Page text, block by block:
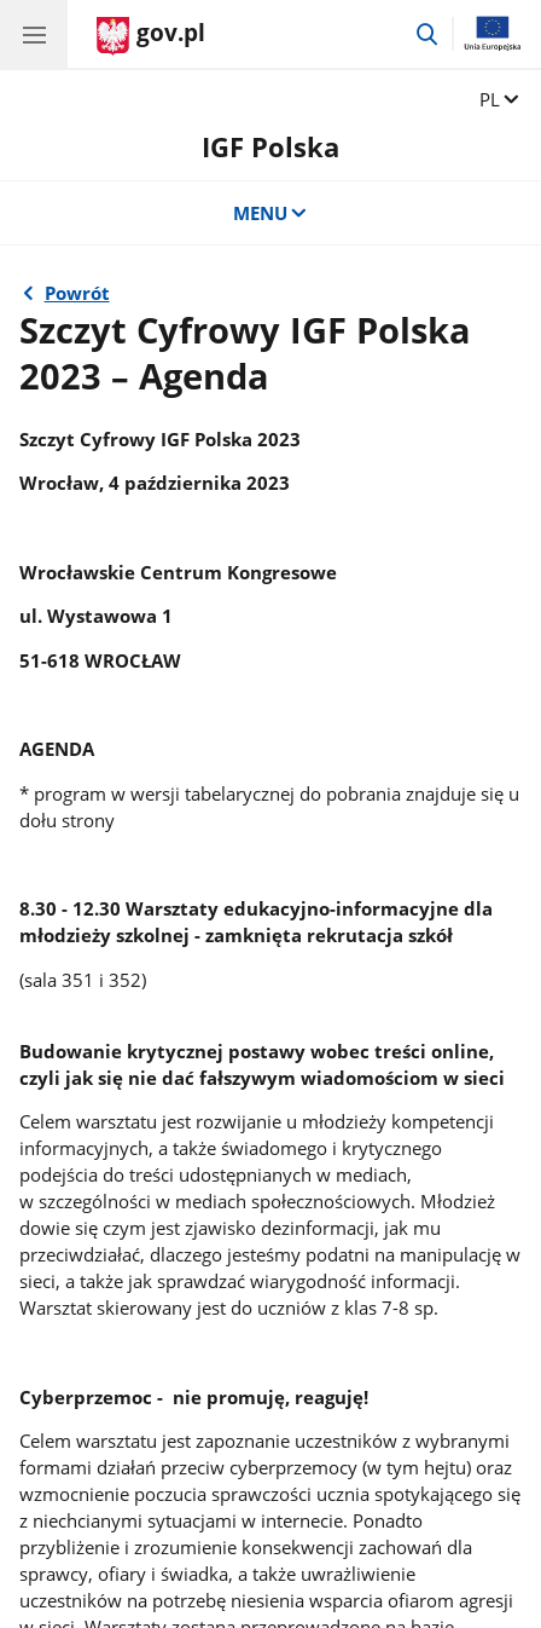
gov.pl
przejdź
Zmień
PL
IGF Polska
MENU
Powrót
Szczyt Cyfrowy IGF Polska
2023 – Agenda
Szczyt Cyfrowy IGF Polska 2023
Wrocław, 4 października 2023
Wrocławskie Centrum Kongresowe
ul. Wystawowa 1
51-618 WROCŁAW
AGENDA
* program w wersji tabelarycznej do pobrania znajduje się u
dołu strony
8.30 - 12.30 Warsztaty edukacyjno-informacyjne dla
młodzieży szkolnej - zamknięta rekrutacja szkół
(sala 351 i 352)
Budowanie krytycznej postawy wobec treści online,
czyli jak się nie dać fałszywym wiadomościom w sieci
Celem warsztatu jest rozwijanie u młodzieży kompetencji
informacyjnych, a także świadomego i krytycznego
podejścia do treści udostępnianych w mediach,
w szczególności w mediach społecznościowych. Młodzież
dowie się czym jest zjawisko dezinformacji, jak mu
przeciwdziałać, dlaczego jesteśmy podatni na manipulację w
sieci, a także jak sprawdzać wiarygodność informacji.
Warsztat skierowany jest do uczniów z klas 7-8 sp.
Cyberprzemoc - nie promuję, reaguję!
Celem warsztatu jest zapoznanie uczestników z wybranymi
formami działań przeciw cyberprzemocy (w tym hejtu) oraz
wzmocnienie poczucia sprawczości ucznia spotykającego się
z niechcianymi sytuacjami w internecie. Ponadto
przybliżenie i zrozumienie konsekwencji zachowań dla
sprawcy, ofiary i świadka, a także uwrażliwienie
uczestników na potrzebę niesienia wsparcia ofiarom agresji